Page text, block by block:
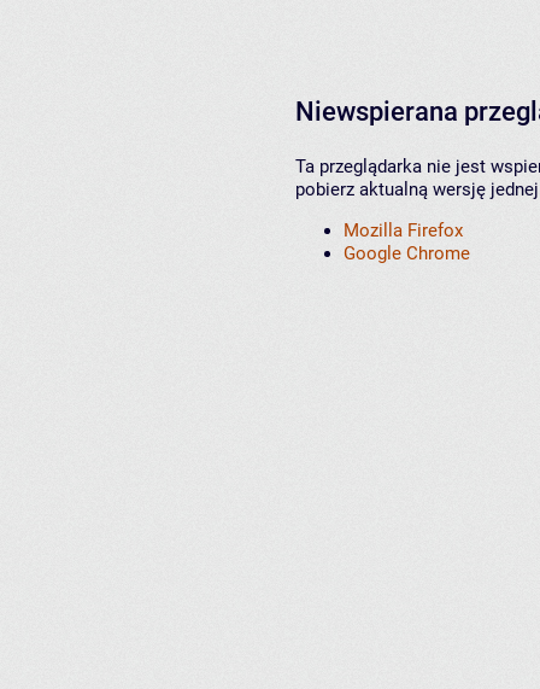
Niewspierana
Ta przeglądarka nie jest
pobierz aktualną wersję
Mozilla Firefox
Google Chrome